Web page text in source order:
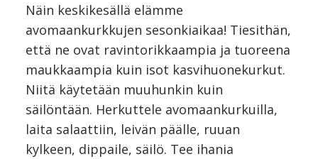
Näin keskikesällä elämme
avomaankurkkujen sesonkiaikaa! Tiesithän,
että ne ovat ravintorikkaampia ja tuoreena
maukkaampia kuin isot kasvihuonekurkut.
Niitä käytetään muuhunkin kuin
säilöntään. Herkuttele avomaankurkuilla,
laita salaattiin, leivän päälle, ruuan
kylkeen, dippaile, säilö. Tee ihania